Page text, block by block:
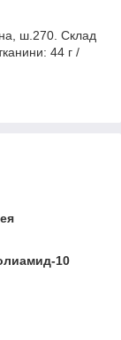
ш.270. Склад
44 г /
10